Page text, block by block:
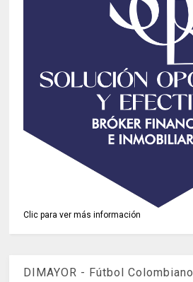
Clic para ver más información
DIMAYOR - Fútbol Colombiano